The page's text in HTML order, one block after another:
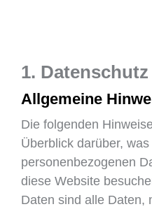
1. Datenschutz
Allgemeine
Die folgenden
Überblick darüber,
personenbezogenen
diese Website
Daten sind alle Daten,